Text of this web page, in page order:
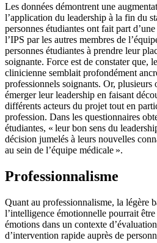
Les données démontrent une
l’application du leadership à la fin du
personnes étudiantes ont fait part
l’IPS par les autres membres de
personnes étudiantes à prendre leur
soignante. Force est de constater que,
clinicienne semblait profondément
professionnels soignants. Or,
émerger leur leadership en faisant
différents acteurs du projet tout en
profession. Dans les questionnaires
étudiantes, « leur bon sens du
décision jumelés à leurs nouvelles
au sein de l’équipe médicale ».
Professionnalisme
Quant au professionnalisme, la légère
l’intelligence émotionnelle pourrait
émotions dans un contexte
d’intervention rapide auprès de